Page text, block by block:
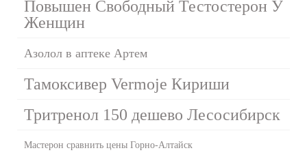
Повышен Свободный Тестостерон У
Женщин
Азолол в аптеке Артем
Тамоксивер Vermoje Кириши
Тритренол 150 дешево Лесосибирск
Мастерон сравнить цены Горно-Алтайск